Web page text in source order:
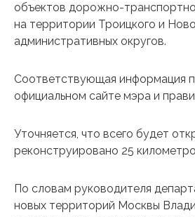
объектов дорожно-
на территории Троицкого и
административных округов.
Соответствующая информация
официальном сайте мэра и
Уточняется, что всего будет
реконструировано 25
По словам руководителя
новых территорий Москвы